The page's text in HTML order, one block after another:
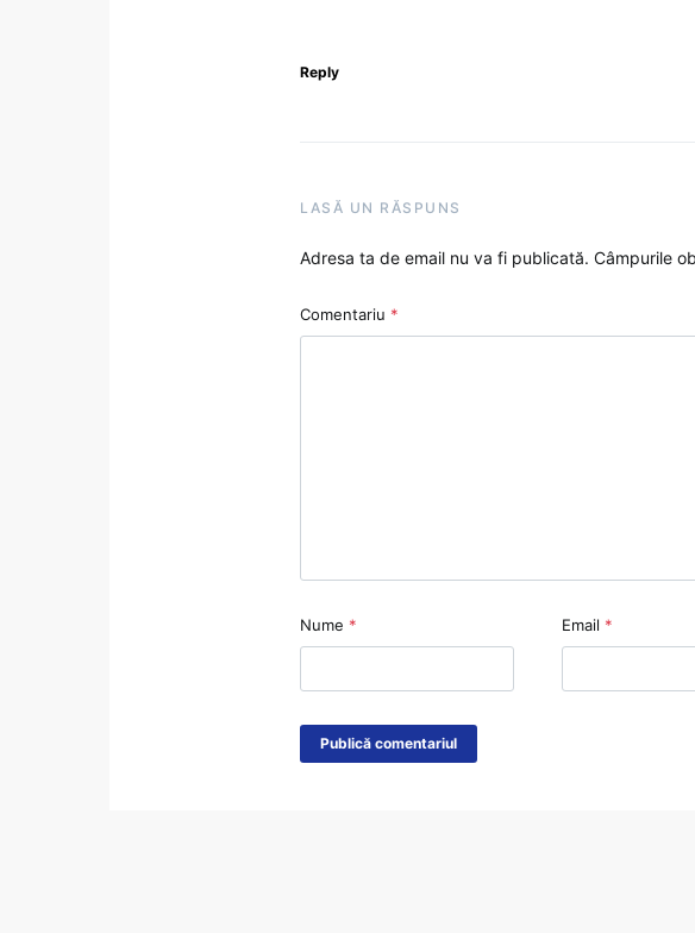
Reply
LASĂ UN RĂSPUNS
Adresa ta de email nu va fi publicată. Câmpurile
Comentariu *
Nume * Email *